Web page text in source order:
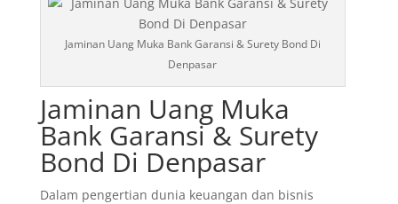
Jaminan Uang Muka Bank Garansi & Surety Bond Di
Denpasar
Jaminan Uang Muka
Bank Garansi & Surety
Bond Di Denpasar
Dalam pengertian dunia keuangan dan bisnis